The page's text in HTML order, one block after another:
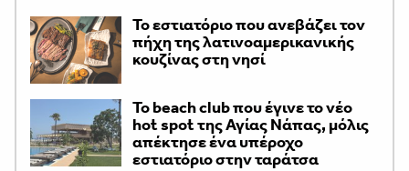
Το εστιατόριο που ανεβάζει τον
πήχη της λατινοαμερικανικής
κουζίνας στη νησί
Το beach club που έγινε το νέο
hot spot της Αγίας Νάπας, μόλις
απέκτησε ένα υπέροχο
εστιατόριο στην ταράτσα